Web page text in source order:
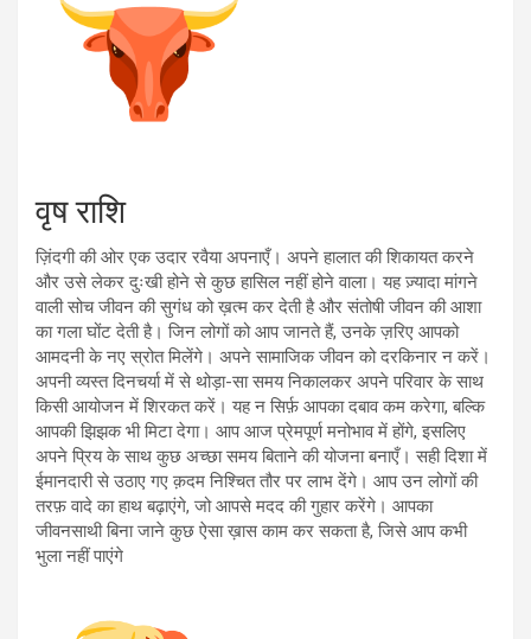
वृष राशि
ज़िंदगी की ओर एक उदार रवैया अपनाएँ। अपने हालात की शिकायत करने
और उसे लेकर दुःखी होने से कुछ हासिल नहीं होने वाला। यह ज़्यादा मांगने
वाली सोच जीवन की सुगंध को ख़त्म कर देती है और संतोषी जीवन की आशा
का गला घोंट देती है। जिन लोगों को आप जानते हैं, उनके ज़रिए आपको
आमदनी के नए स्रोत मिलेंगे। अपने सामाजिक जीवन को दरकिनार न करें।
अपनी व्यस्त दिनचर्या में से थोड़ा-सा समय निकालकर अपने परिवार के साथ
किसी आयोजन में शिरकत करें। यह न सिर्फ़ आपका दबाव कम करेगा, बल्कि
आपकी झिझक भी मिटा देगा। आप आज प्रेमपूर्ण मनोभाव में होंगे, इसलिए
अपने प्रिय के साथ कुछ अच्छा समय बिताने की योजना बनाएँ। सही दिशा में
ईमानदारी से उठाए गए क़दम निश्चित तौर पर लाभ देंगे। आप उन लोगों की
तरफ़ वादे का हाथ बढ़ाएंगे, जो आपसे मदद की गुहार करेंगे। आपका
जीवनसाथी बिना जाने कुछ ऐसा ख़ास काम कर सकता है, जिसे आप कभी
भुला नहीं पाएंगे